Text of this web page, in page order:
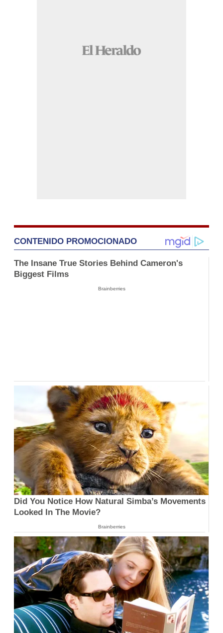
CONTENIDO PROMOCIONADO
The Insane True Stories Behind Cameron's
Biggest Films
Brainberries
Did You Notice How Natural Simba’s Movements
Looked In The Movie?
Brainberries